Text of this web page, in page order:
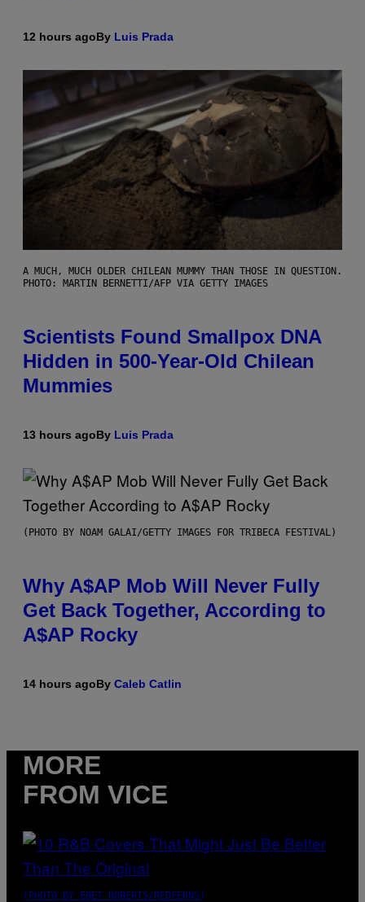
12 hours agoBy Luis Prada
A MUCH, MUCH OLDER CHILEAN MUMMY THAN THOSE IN QUESTION.
PHOTO: MARTIN BERNETTI/AFP VIA GETTY IMAGES
Scientists Found Smallpox DNA
Hidden in 500-Year-Old Chilean
Mummies
13 hours agoBy Luis Prada
(PHOTO BY NOAM GALAI/GETTY IMAGES FOR TRIBECA FESTIVAL)
Why A$AP Mob Will Never Fully
Get Back Together, According to
A$AP Rocky
14 hours agoBy Caleb Catlin
MORE
FROM VICE
(PHOTO BY EBET ROBERTS/REDFERNS)